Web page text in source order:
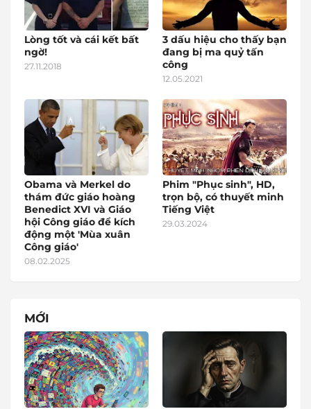
Lòng tốt và cái kết bất
ngờ!
27.11.2018
3 dấu hiệu cho thấy bạn
đang bị ma quỷ tấn
công
12.05.2021
Obama và Merkel do
thám đức giáo hoàng
Benedict XVI và Giáo
hội Công giáo để kích
động một 'Mùa xuân
Công giáo'
08.02.2025
Phim "Phục sinh", HD,
trọn bộ, có thuyết minh
Tiếng Việt
29.03.2024
MỚI